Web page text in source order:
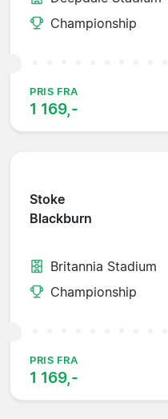
Championship
PRIS FRA
1 169,-
Stoke
Blackburn
Britannia Stadium
Championship
PRIS FRA
1 169,-